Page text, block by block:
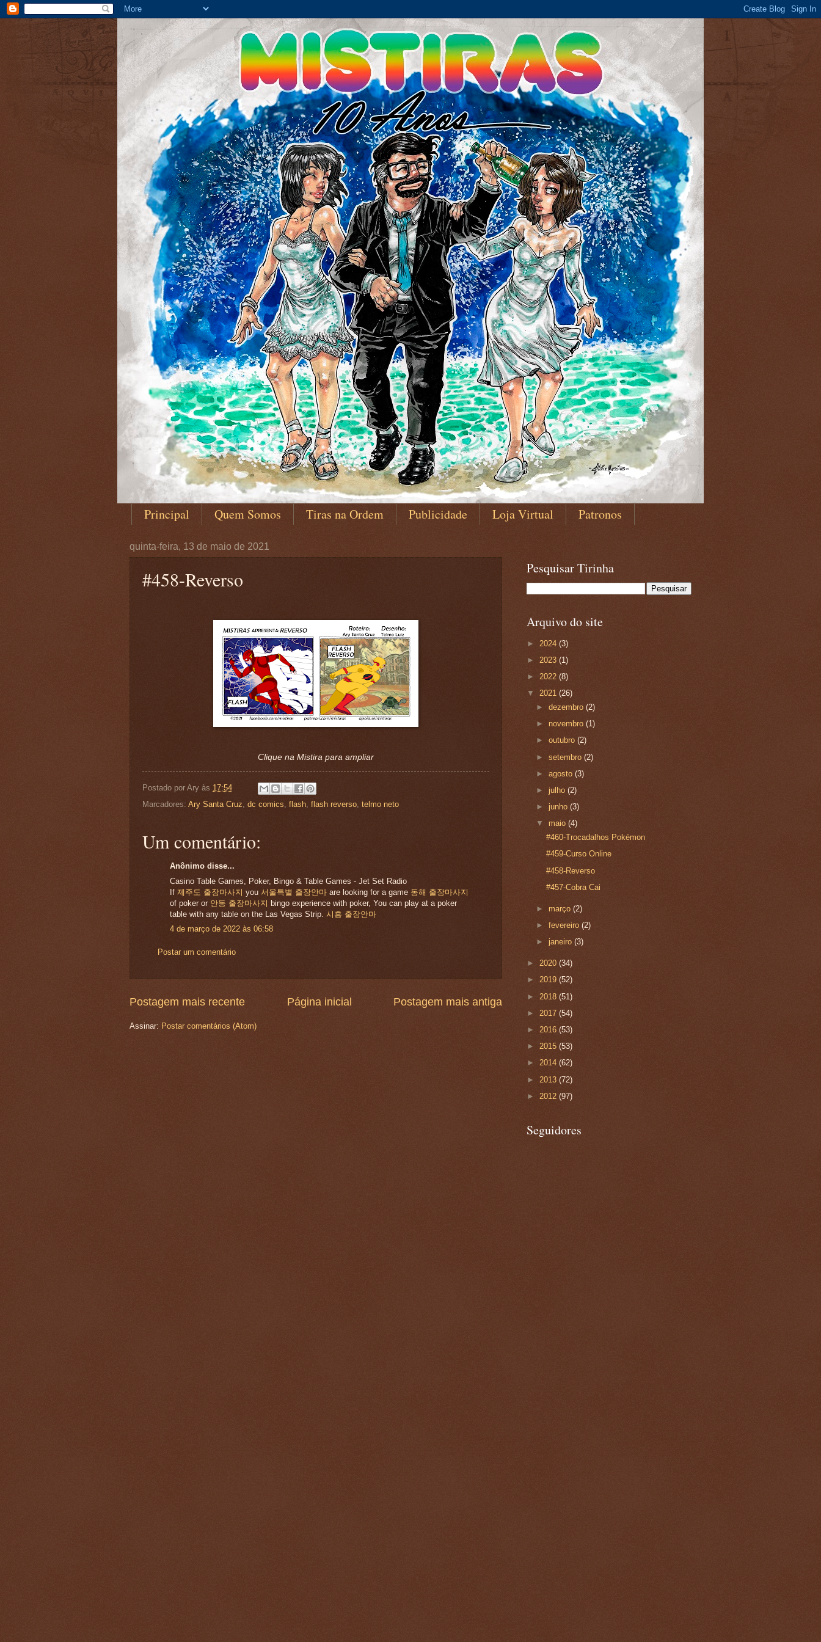
Principal Quem Somos Tiras na Ordem Publicidade Loja Virtual Patronos
quinta-feira, 13 de maio de 2021
#458-Reverso
Clique na Mistira para ampliar
Postado por Ary às 17:54
Marcadores: Ary Santa Cruz dc comics flash flash reverso telmo neto
Um comentário:
Anônimo disse...
Casino Table Games, Poker, Bingo & Table Games - Jet Set Radio
If 제주도 출장마사지 you 서울특별 출장안마 are looking for a game 동해 출장마사지
of poker or 안동 출장마사지 bingo experience with poker, You can play at a poker
table with any table on the Las Vegas Strip. 시흥 출장안마
4 de março de 2022 às 06:58
Postar um comentário
Postagem mais recente Postagem mais antiga
Página inicial
Assinar: Postar comentários (Atom)
Pesquisar Tirinha
Arquivo do site
► 2024 (3)
► 2023 (1)
► 2022 (8)
▼ 2021 (26)
►dezembro(2)
►novembro(1)
►outubro(2)
►setembro(2)
►agosto(3)
► julho(2)
► junho(3)
▼ maio(4)
#460-Trocadalhos Pokémon
#459-Curso Online
#458-Reverso
#457-Cobra Cai
► março(2)
►fevereiro(2)
► janeiro(3)
► 2020 (34)
► 2019 (52)
► 2018 (51)
► 2017 (54)
► 2016 (53)
► 2015 (53)
► 2014 (62)
► 2013 (72)
► 2012 (97)
Seguidores